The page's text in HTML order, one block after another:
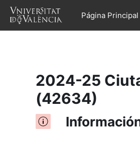
Salta al contenido principalPágina Principal
2024-25
(42634)